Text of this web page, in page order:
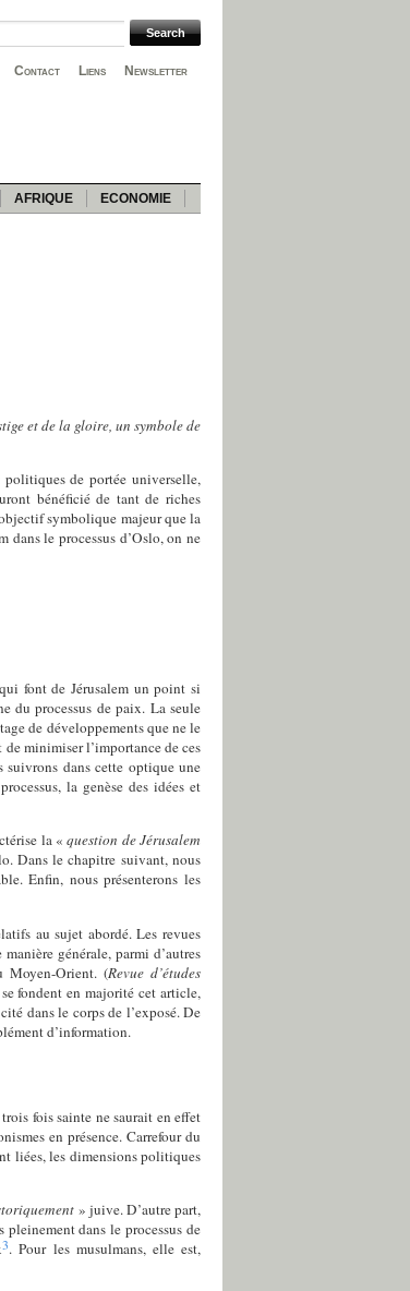
Newsletter
Liens
Contact
AFRIQUE ECONOMIE
et de la gloire, un symbole de
politiques de portée universelle,
bénéficié de tant de riches
symbolique majeur que la
le processus d’Oslo, on ne
font de Jérusalem un point si
du processus de paix. La seule
de développements que ne le
minimiser l’importance de ces
dans cette optique une
la genèse des idées et
la «question de Jérusalem
Dans le chapitre suivant, nous
Enfin, nous présenterons les
au sujet abordé. Les revues
générale, parmi d’autres
Moyen-Orient. (Revue d’études
fondent en majorité cet article,
dans le corps de l’exposé. De
d’information.
fois sainte ne saurait en effet
en présence. Carrefour du
liées, les dimensions politiques
» juive. D’autre part,
dans le processus de
3. Pour les musulmans, elle est,